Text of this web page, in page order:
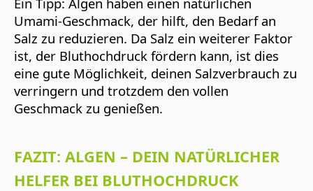
Umami-Geschmack, der hilft, den Bedarf an
Salz zu reduzieren. Da Salz ein weiterer Faktor
ist, der Bluthochdruck fördern kann, ist dies
eine gute Möglichkeit, deinen Salzverbrauch zu
verringern und trotzdem den vollen
Geschmack zu genießen.
FAZIT: ALGEN – DEIN NATÜRLICHER
HELFER BEI BLUTHOCHDRUCK